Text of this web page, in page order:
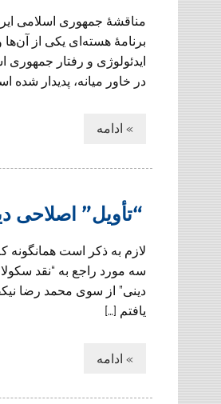
مناقشۀ جمهوری اسلامی
برنامۀ هسته‌ای یکی از
ایدئولوژی و رفتار
در خاور میانه، پدیدار شده
» ادامه
“تأويل” اصلاحى
لازم به ذكر است همانگونه
سه مورد راجع به “نقد
دينى” از سوى محمد رضا
يافتم […]
» ادامه